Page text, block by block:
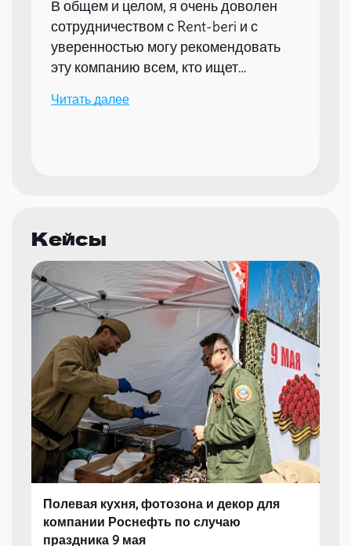
В общем и целом, я очень доволен
сотрудничеством с Rent-beri и с
уверенностью могу рекомендовать
эту компанию всем, кто ищет
мероприятий.
Читать далее
Кейсы
Полевая кухня, фотозона и декор для
компании Роснефть по случаю
праздника 9 мая